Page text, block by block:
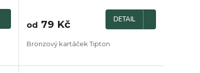
od 79 Kč DETAIL
Bronzový kartáček Tipton